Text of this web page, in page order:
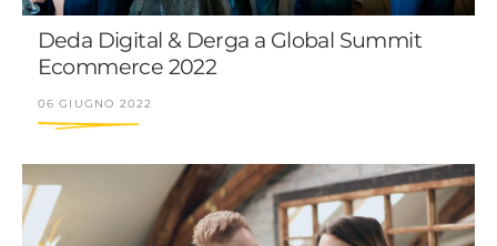
Deda Digital & Derga a Global Summit
Ecommerce 2022
06 GIUGNO 2022